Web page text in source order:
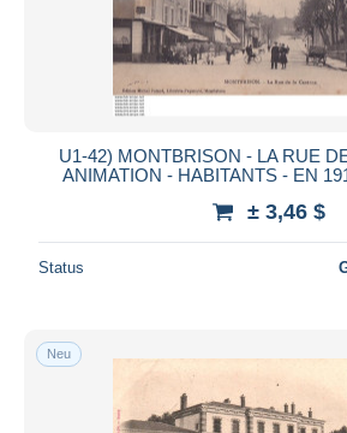
U1-42) MONTBRISON - LA RUE
ANIMATION - HABITANTS - EN
± 3,46 $
Status
Neu